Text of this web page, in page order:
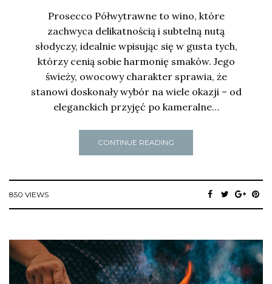
Prosecco Półwytrawne to wino, które
zachwyca delikatnością i subtelną nutą
słodyczy, idealnie wpisując się w gusta tych,
którzy cenią sobie harmonię smaków. Jego
świeży, owocowy charakter sprawia, że
stanowi doskonały wybór na wiele okazji – od
eleganckich przyjęć po kameralne…
CONTINUE READING
850 VIEWS